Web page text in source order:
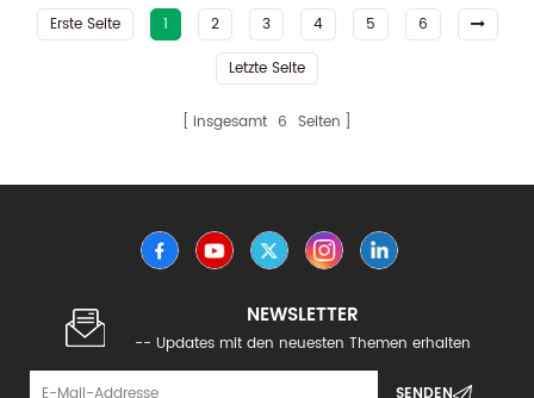
Erste Seite 1 2 3 4 5
6
Letzte Seite
insgesamt 6 Seiten
NEWSLETTER
-- Updates mit den neuesten Themen erhalten